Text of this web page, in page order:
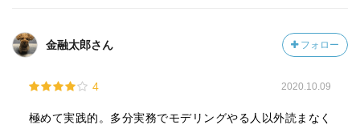
金融太郎さん フォロー
4 2020.10.09
極めて実践的。多分実務でモデリングやる人以外読まなく